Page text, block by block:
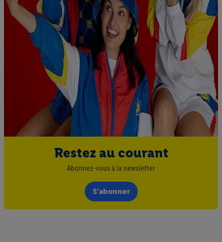
Restez au courant
Abonnez-vous à la newsletter
S'abonner